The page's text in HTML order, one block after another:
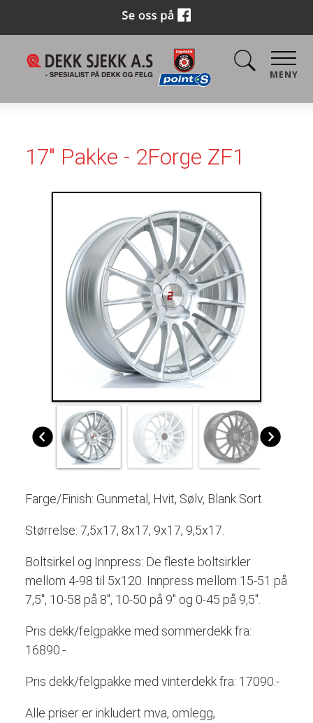
MENY
17" Pakke - 2Forge ZF1
Farge/Finish: Gunmetal, Hvit, Sølv, Blank Sort.
Størrelse: 7,5x17, 8x17, 9x17, 9,5x17.
Boltsirkel og Innpress: De fleste boltsirkler
mellom 4-98 til 5x120 . Innpress mellom 15-51 på
7,5", 10-58 på 8", 10-50 på 9" og 0-45 på 9,5".
Pris dekk/felgpakke med sommerdekk fra:
16890.-
Pris dekk/felgpakke med vinterdekk fra: 17090.-
Alle priser er inkludert mva, omlegg,